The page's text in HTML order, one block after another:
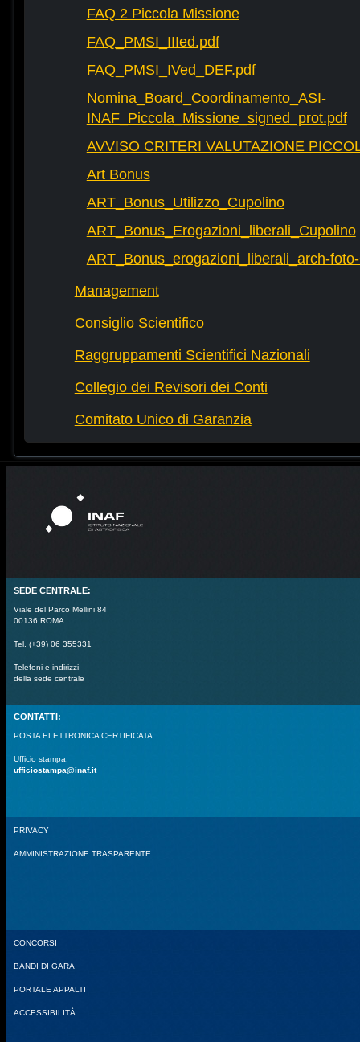
FAQ 2 Piccola Missione
FAQ_PMSI_IIIed.pdf
FAQ_PMSI_IVed_DEF.pdf
Nomina_Board_Coordinamento_ASI-
INAF_Piccola_Missione_signed_prot.pdf
AVVISO CRITERI VALUTAZIONE
Art Bonus
ART_Bonus_Utilizzo_Cupolino
ART_Bonus_Erogazioni_liberali_Cupolino
ART_Bonus_erogazioni_liberali_arch-
Management
Consiglio Scientifico
Raggruppamenti Scientifici Nazionali
Collegio dei Revisori dei Conti
Comitato Unico di Garanzia
SEDE CENTRALE:
Viale del Parco Mellini 84
00136 ROMA
Tel. (+39) 06 355331
Telefoni e indirizzi
della sede centrale
CONTATTI:
POSTA ELETTRONICA CERTIFICATA
Ufficio stampa:
ufficiostampa@inaf.it
PRIVACY
AMMINISTRAZIONE TRASPARENTE
CONCORSI
BANDI DI GARA
PORTALE APPALTI
ACCESSIBILITÀ